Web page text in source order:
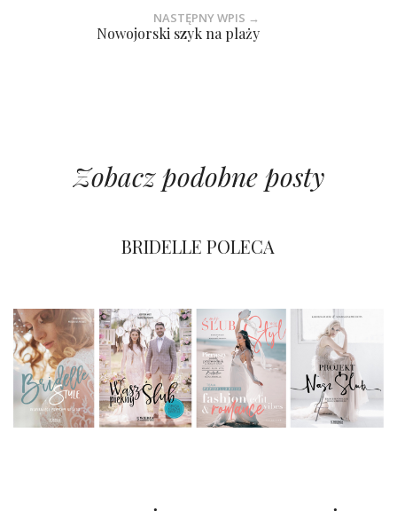
NASTĘPNY WPIS →
Nowojorski szyk na plaży
Zobacz podobne posty
BRIDELLE POLECA
BRIDELLE POLECA